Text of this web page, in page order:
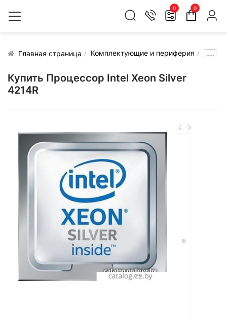
0 0
Главная страница Комплектующие и периферия .....
Купить Процессор Intel Xeon Silver
4214R